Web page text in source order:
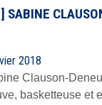
SABINE
2018
Clauson-
basketteuse et